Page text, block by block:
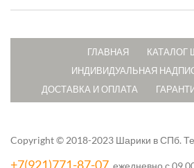
ГЛАВНАЯ
КАТАЛОГ
ИНДИВИДУАЛЬНАЯ
ДОСТАВКА И ОПЛАТА
Copyright © 2018-2023 Шарики в СПб.
+7(921)771-87-07 , ежедневно с